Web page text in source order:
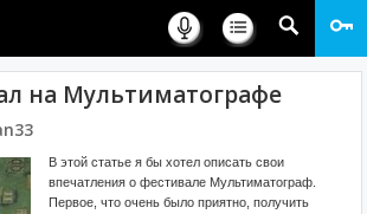
на Мультиматографе
В этой статье я бы хотел описать свои
впечатления о фестивале Мультиматограф.
Первое, что очень было приятно, получить